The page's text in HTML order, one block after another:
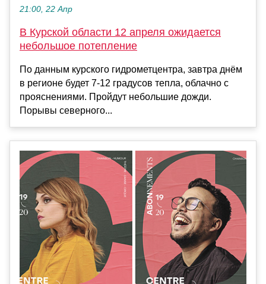
21:00, 22 Апр
В Курской области 12 апреля ожидается
небольшое потепление
По данным курского гидрометцентра, завтра днём
в регионе будет 7-12 градусов тепла, облачно с
прояснениями. Пройдут небольшие дожди.
Порывы северного...